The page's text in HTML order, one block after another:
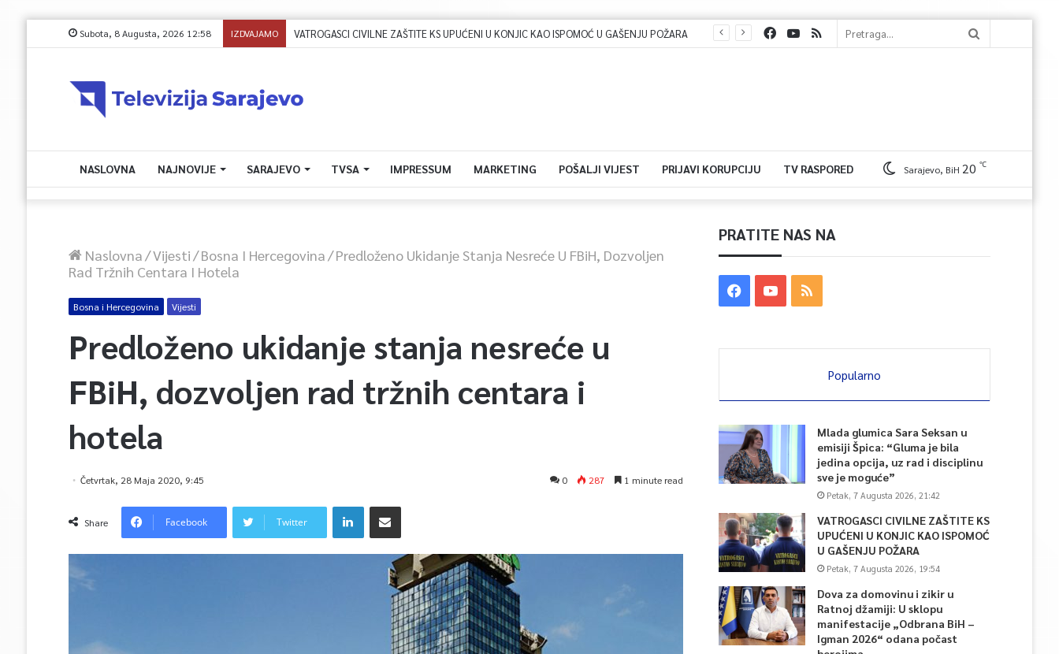
Subota, 8 Augusta, 2026 12:58 IZDVAJAMO Dova za domovinu i zikir u Ratnoj džamiji: U sklopu manifestacije „Odbrana BiH – Igman 2026“ odana počast herojima
NASLOVNA NAJNOVIJE SARAJEVO TVSA IMPRESSUM MARKETING POŠALJI VIJEST PRIJAVI KORUPCIJU TV RASPORED Sarajevo, BiH 20 ℃
Naslovna/Vijesti/Bosna I Hercegovina/Predloženo Ukidanje Stanja Nesreće U FBiH, Dozvoljen
Rad Tržnih Centara I Hotela
Bosna i Hercegovina Vijesti
Predloženo ukidanje stanja nesreće u
FBiH, dozvoljen rad tržnih centara i
hotela
Četvrtak, 28 Maja 2020, 9:45 0 287 1 minute read
Share Facebook Twitter
PRATITE NAS NA
Popularno
Mlada glumica Sara Seksan u
emisiji Špica: “Gluma je bila
jedina opcija, uz rad i disciplinu
sve je moguće”
Petak, 7 Augusta 2026, 21:42
VATROGASCI CIVILNE ZAŠTITE KS
UPUĆENI U KONJIC KAO ISPOMOĆ
U GAŠENJU POŽARA
Petak, 7 Augusta 2026, 19:54
Dova za domovinu i zikir u
Ratnoj džamiji: U sklopu
manifestacije „Odbrana BiH –
Igman 2026“ odana počast